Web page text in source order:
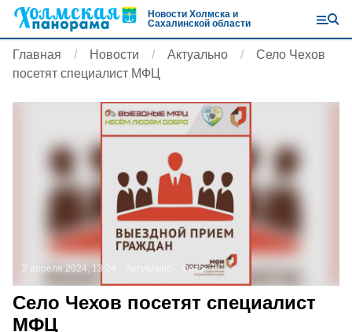
Новости Холмска и
Сахалинской области
Главная Новости Актуально
Село Чехов
посетят специалист МФЦ
2 апреля 2024, 13:24 Фото:
Село Чехов посетят специалист
МФЦ